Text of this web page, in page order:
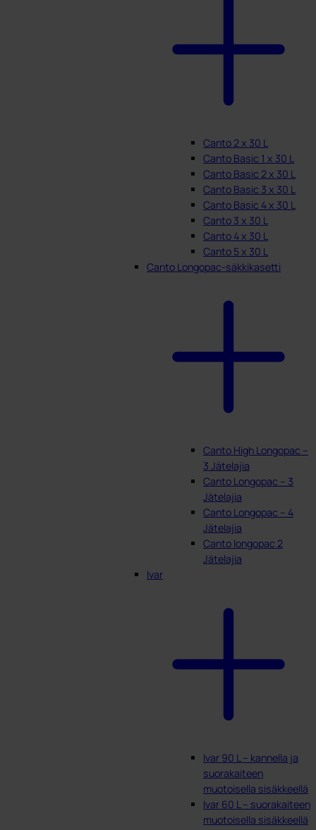
Canto 2 x 30 L
Canto Basic 1 x 30 L
Canto Basic 2 x 30 L
Canto Basic 3 x 30 L
Canto Basic 4 x 30 L
Canto 3 x 30 L
Canto 4 x 30 L
Canto 5 x 30 L
Canto Longopac-säkkikasetti
Canto High Longopac –
3 Jätelajia
Canto Longopac – 3
Jätelajia
Canto Longopac – 4
Jätelajia
Canto longopac 2
Jätelajia
Ivar
Ivar 90 L – kannella ja
suorakaiteen
muotoisella sisäkkeellä
Ivar 60 L – suorakaiteen
muotoisella sisäkkeellä